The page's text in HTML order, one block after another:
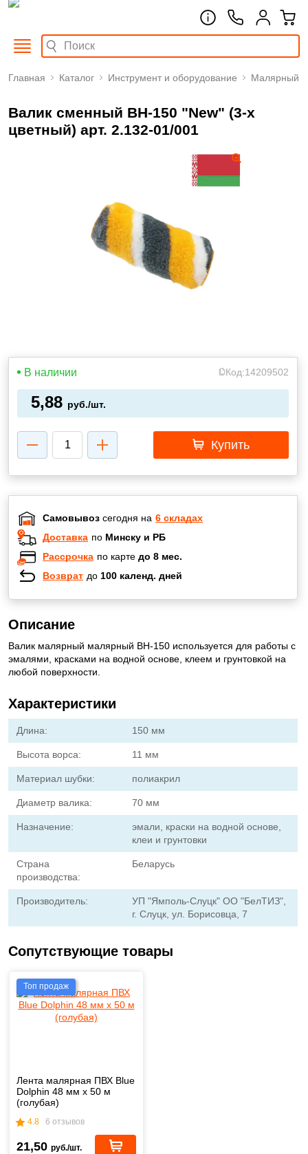
Главная Каталог Инструмент и оборудование Малярный
Валик сменный ВН-150 "New" (3-х
цветный) арт. 2.132-01/001
В наличии Код:14209502
5,88 руб./шт.
Купить
Самовывоз сегодня на 6 складах
Доставка по Минску и РБ
Рассрочка по карте до 8 мес.
Возврат до 100 календ. дней
Описание
Валик малярный малярный ВН-150 используется для работы с
эмалями, красками на водной основе, клеем и грунтовкой на
любой поверхности.
Характеристики
Длина: 150 мм
Высота ворса: 11 мм
Материал шубки: полиакрил
Диаметр валика: 70 мм
Назначение:
эмали, краски на водной основе,
клеи и грунтовки
Страна
производства:
Беларусь
Производитель:
УП "Ямполь-Слуцк" ОО "БелТИЗ",
г. Слуцк, ул. Борисовца, 7
Сопутствующие товары
Топ продаж
Лента малярная ПВХ Blue
Dolphin 48 мм х 50 м
(голубая)
4.8 6 отзывов
21,50 руб./шт.